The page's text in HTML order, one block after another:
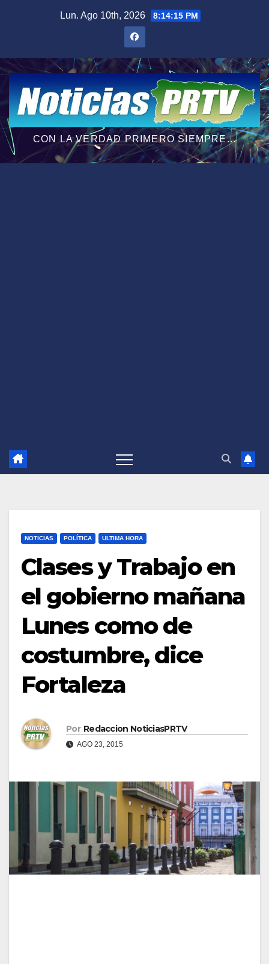
Lun. Ago 10th, 2026 8:14:16 PM
CON LA VERDAD PRIMERO SIEMPRE...
NOTICIAS POLÍTICA ULTIMA HORA
Clases y Trabajo en
el gobierno mañana
Lunes como de
costumbre, dice
Fortaleza
Por Redaccion NoticiasPRTV
AGO 23, 2015